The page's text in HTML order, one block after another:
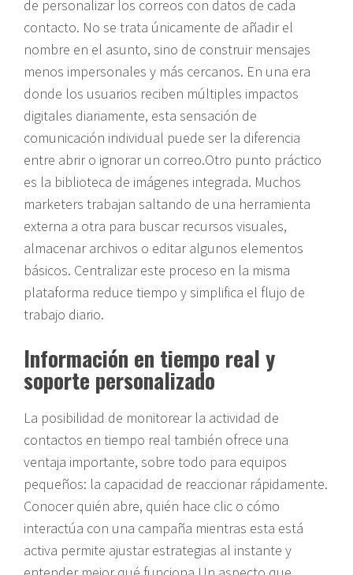
de personalizar los correos con datos de cada
contacto. No se trata únicamente de añadir el
nombre en el asunto, sino de construir mensajes
menos impersonales y más cercanos. En una era
donde los usuarios reciben múltiples impactos
digitales diariamente, esta sensación de
comunicación individual puede ser la diferencia
entre abrir o ignorar un correo.Otro punto práctico
es la biblioteca de imágenes integrada. Muchos
marketers trabajan saltando de una herramienta
externa a otra para buscar recursos visuales,
almacenar archivos o editar algunos elementos
básicos. Centralizar este proceso en la misma
plataforma reduce tiempo y simplifica el flujo de
trabajo diario.
Información en tiempo real y
soporte personalizado
La posibilidad de monitorear la actividad de
contactos en tiempo real también ofrece una
ventaja importante, sobre todo para equipos
pequeños: la capacidad de reaccionar rápidamente.
Conocer quién abre, quién hace clic o cómo
interactúa con una campaña mientras esta está
activa permite ajustar estrategias al instante y